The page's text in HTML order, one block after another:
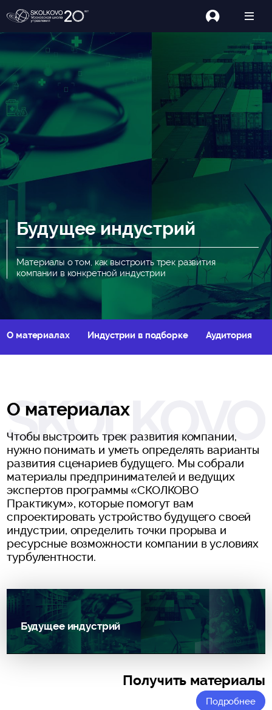
Будущее индустрий
Материалы о том, как выстроить трек развития
компании в конкретной индустрии
О материалах Индустрии в подборке Аудитория
О материалах
Чтобы выстроить трек развития компании,
нужно понимать и уметь определять варианты
развития сценариев будущего. Мы собрали
материалы предпринимателей и ведущих
экспертов программы «СКОЛКОВО
Практикум», которые помогут вам
спроектировать устройство будущего своей
индустрии, определить точки прорыва и
ресурсные возможности компании в условиях
турбулентности.
Будущее индустрий
Получить материалы
Подробнее